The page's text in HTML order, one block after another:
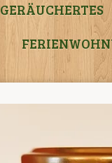
GERÄUCHERTES